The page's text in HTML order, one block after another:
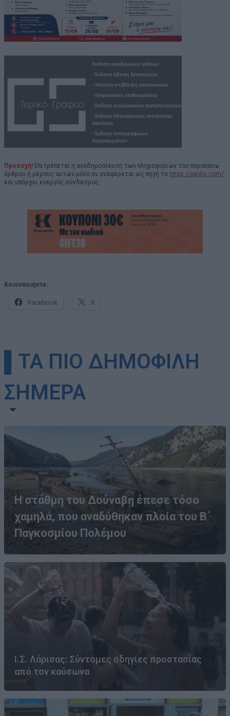
Προσοχή! Επιτρέπεται η αναδημοσίευση των πληροφοριών του παραπάνω
άρθρου ή μέρους αυτών μόνο αν αναφέρεται ως πηγή το https://paidis.com/
και υπάρχει ενεργός σύνδεσμος.
Κοινοποιήστε:
Facebook X
▌ΤΑ ΠΙΟ ΔΗΜΟΦΙΛΗ
ΣΗΜΕΡΑ
Η στάθμη του Δούναβη έπεσε τόσο
χαμηλά, που αναδύθηκαν πλοία του Β΄
Παγκοσμίου Πολέμου
Ι.Σ. Λάρισας: Σύντομες οδηγίες προστασίας
από τον καύσωνα